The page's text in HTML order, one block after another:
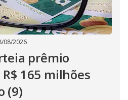
08/2026
prêmio
165 milhões
(9)